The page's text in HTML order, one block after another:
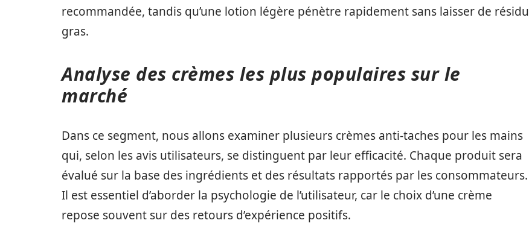
recommandée, tandis qu’une lotion légère pénètre rapidement sans laisser de résidu
gras.
Analyse des crèmes les plus populaires sur le
marché
Dans ce segment, nous allons examiner plusieurs crèmes anti-taches pour les mains
qui, selon les avis utilisateurs, se distinguent par leur efficacité. Chaque produit sera
évalué sur la base des ingrédients et des résultats rapportés par les consommateurs.
Il est essentiel d’aborder la psychologie de l’utilisateur, car le choix d’une crème
repose souvent sur des retours d’expérience positifs.